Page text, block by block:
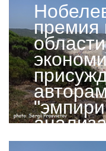
премия
области
на